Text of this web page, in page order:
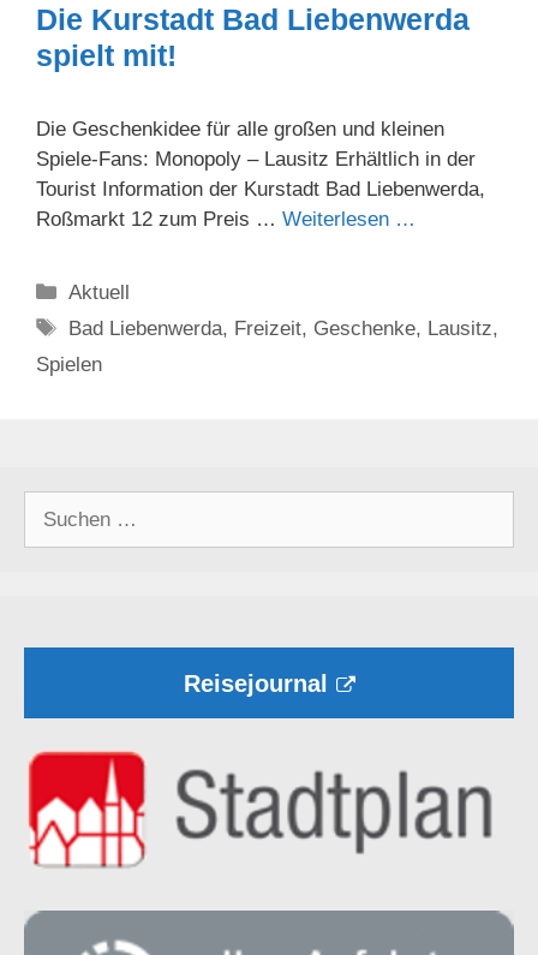
Die Kurstadt Bad Liebenwerda
spielt mit!
Die Geschenkidee für alle großen und kleinen
Spiele-Fans: Monopoly – Lausitz Erhältlich in der
Tourist Information der Kurstadt Bad Liebenwerda,
Roßmarkt 12 zum Preis … Weiterlesen …
Kategorien
Aktuell
Schlagwörter
Bad Liebenwerda, Freizeit, Geschenke, Lausitz,
Spielen
Reisejournal